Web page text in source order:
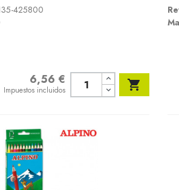
425800
6,56 €
Impuestos incluidos 